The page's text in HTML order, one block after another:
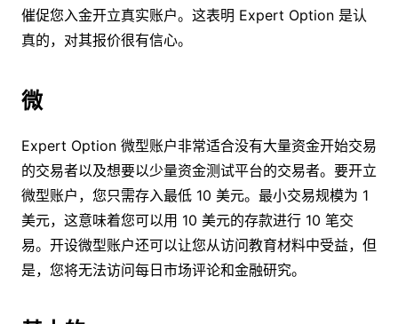
催促您入金开立真实账户。这表明 Expert Option 是认
真的，对其报价很有信心。
微
Expert Option 微型账户非常适合没有大量资金开始交易
的交易者以及想要以少量资金测试平台的交易者。要开立
微型账户，您只需存入最低 10 美元。最小交易规模为 1
美元，这意味着您可以用 10 美元的存款进行 10 笔交
易。开设微型账户还可以让您从访问教育材料中受益，但
是，您将无法访问每日市场评论和金融研究。